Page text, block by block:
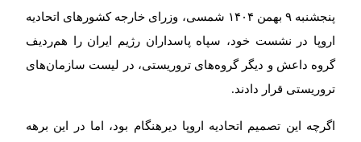
پنجشنبه ۹ بهمن ۱۴۰۴ شمسی، وزرای خارجه کشورهای اتحادیه
اروپا در نشست خود، سپاه پاسداران رژیم ایران را هم‌ردیف
گروه داعش و دیگر گروەهای تروریستی، در لیست سازمان‌های
تروریستی قرار دادند.
اگرچه این تصمیم اتحادیه اروپا دیرهنگام بود، اما در این برهه